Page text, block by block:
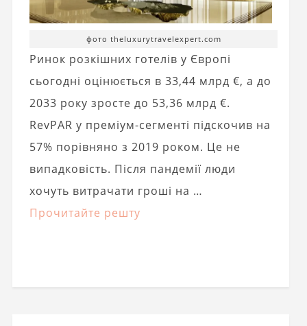
фото theluxurytravelexpert.com
Ринок розкішних готелів у Європі
сьогодні оцінюється в 33,44 млрд €, а до
2033 року зросте до 53,36 млрд €.
RevPAR у преміум-сегменті підскочив на
57% порівняно з 2019 роком. Це не
випадковість. Після пандемії люди
хочуть витрачати гроші на …
Прочитайте решту